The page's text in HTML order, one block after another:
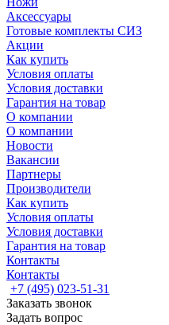
Аксессуары
Готовые комплекты СИЗ
Акции
Как купить
Условия оплаты
Условия доставки
Гарантия на товар
О компании
О компании
Новости
Вакансии
Партнеры
Производители
Как купить
Условия оплаты
Условия доставки
Гарантия на товар
Контакты
Контакты
+7 (495) 023-51-31
Заказать звонок
Задать вопрос